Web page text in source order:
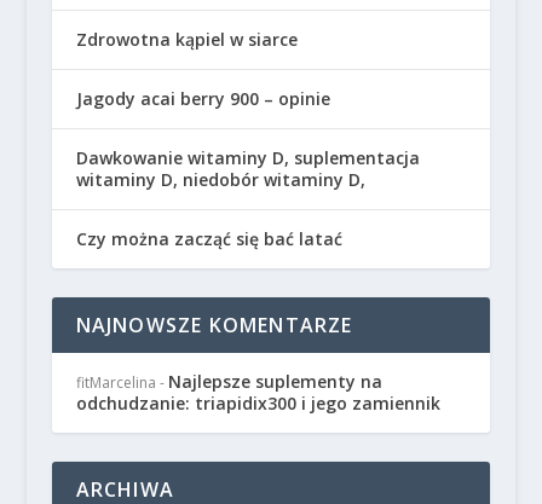
Zdrowotna kąpiel w siarce
Jagody acai berry 900 – opinie
Dawkowanie witaminy D, suplementacja
witaminy D, niedobór witaminy D,
Czy można zacząć się bać latać
NAJNOWSZE KOMENTARZE
fitMarcelina - Najlepsze suplementy na
odchudzanie: triapidix300 i jego zamiennik
ARCHIWA